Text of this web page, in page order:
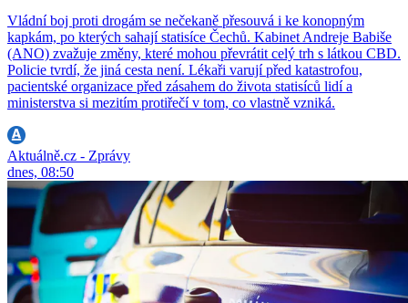
Vládní boj proti drogám se nečekaně přesouvá i ke konopným
kapkám, po kterých sahají statisíce Čechů. Kabinet Andreje Babiše
(ANO) zvažuje změny, které mohou převrátit celý trh s látkou CBD.
Policie tvrdí, že jiná cesta není. Lékaři varují před katastrofou,
pacientské organizace před zásahem do života statisíců lidí a
ministerstva si mezitím protiřečí v tom, co vlastně vzniká.
Aktuálně.cz - Zprávy
dnes, 08:50